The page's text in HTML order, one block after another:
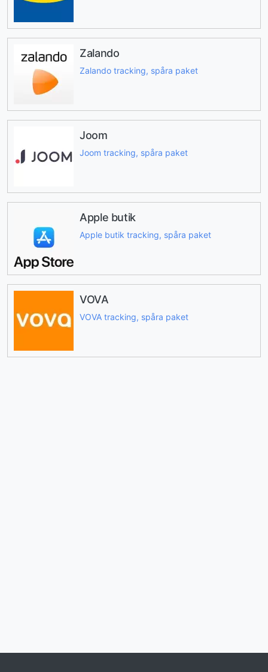
Zalando
Zalando tracking, spåra paket
Joom
Joom tracking, spåra paket
Apple butik
Apple butik tracking, spåra paket
VOVA
VOVA tracking, spåra paket